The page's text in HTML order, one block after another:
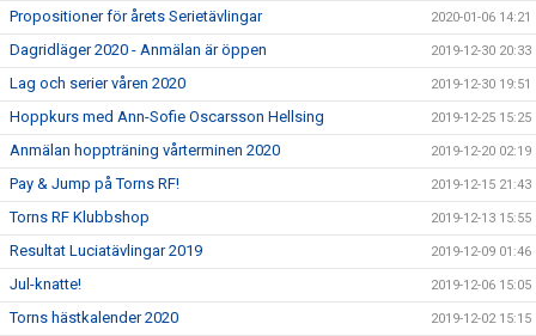
Propositioner för årets Serietävlingar 2020-01-06 14:21
Dagridläger 2020 - Anmälan är öppen 2019-12-30 20:33
Lag och serier våren 2020 2019-12-30 19:51
Hoppkurs med Ann-Sofie Oscarsson Hellsing 2019-12-25 15:25
Anmälan hoppträning vårterminen 2020 2019-12-20 02:19
Pay & Jump på Torns RF! 2019-12-15 21:43
Torns RF Klubbshop 2019-12-13 15:55
Resultat Luciatävlingar 2019 2019-12-09 01:46
Jul-knatte! 2019-12-06 15:05
Torns hästkalender 2020 2019-12-02 15:15